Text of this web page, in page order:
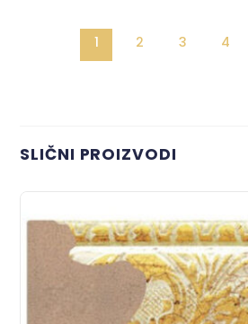
1 2 3 4
SLIČNI PROIZVODI